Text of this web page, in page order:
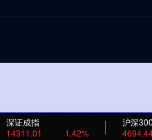
深证成指
14311.01
1.42%
沪深300